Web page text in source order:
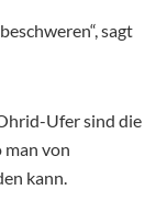
sagt
Ufer sind die
man von
kann.